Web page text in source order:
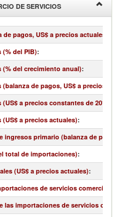
DE SERVICIOS
pagos, US$ a precios actuales)
del PIB):
del crecimiento anual):
de pagos, US$ a precios
a precios constantes de 2010)
a precios actuales):
ingresos primario (balanza de
total de importaciones):
(US$ a precios actuales):
de servicios comerciales)
las importaciones de servicios